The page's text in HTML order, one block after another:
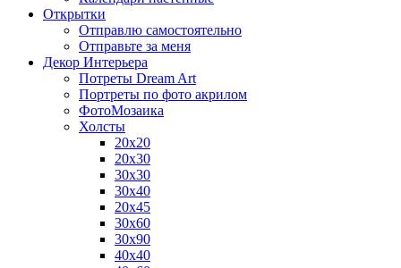
Открытки
Отправлю самостоятельно
Отправьте за меня
Декор Интерьера
Потреты Dream Art
Портреты по фото акрилом
ФотоМозаика
Холсты
20х20
20х30
30х30
30х40
20х45
30х60
30х90
40х40